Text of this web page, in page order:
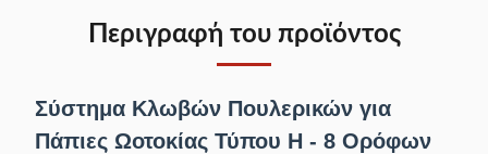
Περιγραφή του προϊόντος
Σύστημα Κλωβών Πουλερικών για
Πάπιες Ωοτοκίας Τύπου Η - 8 Ορόφων